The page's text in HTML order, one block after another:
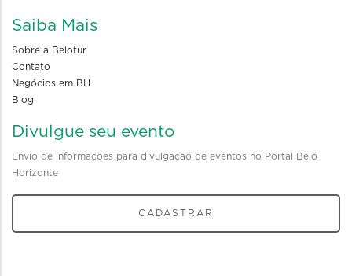
Saiba Mais
Sobre a Belotur
Contato
Negócios em BH
Blog
Divulgue seu evento
Envio de informações para divulgação de eventos no Portal Belo
Horizonte
CADASTRAR